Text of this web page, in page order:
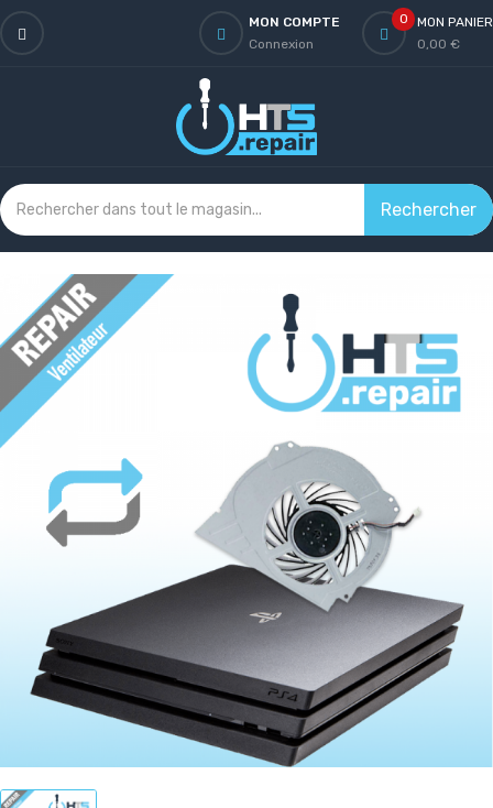
0
MON PANIER
0,00 €
MON COMPTE
Connexion
Rechercher